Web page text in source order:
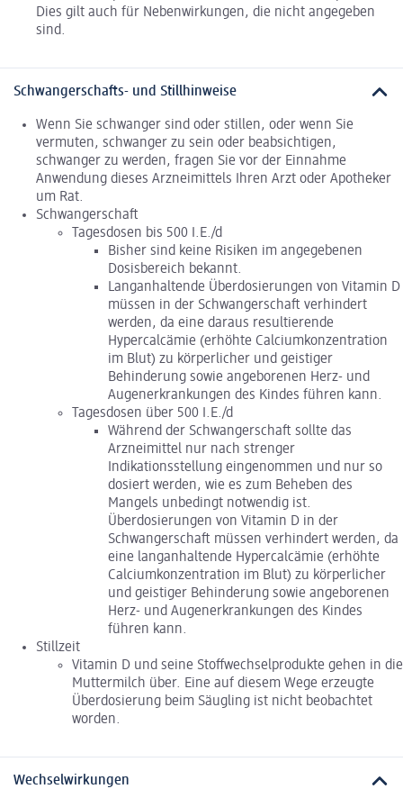
Dies gilt auch für Nebenwirkungen, die nicht angegeben
sind.
Schwangerschafts- und Stillhinweise
Wenn Sie schwanger sind oder stillen, oder wenn Sie
vermuten, schwanger zu sein oder beabsichtigen,
schwanger zu werden, fragen Sie vor der Einnahme
Anwendung dieses Arzneimittels Ihren Arzt oder Apotheker
um Rat.
Schwangerschaft
Tagesdosen bis 500 I.E./d
Bisher sind keine Risiken im angegebenen
Dosisbereich bekannt.
Langanhaltende Überdosierungen von Vitamin D
müssen in der Schwangerschaft verhindert
werden, da eine daraus resultierende
Hypercalcämie (erhöhte Calciumkonzentration
im Blut) zu körperlicher und geistiger
Behinderung sowie angeborenen Herz- und
Augenerkrankungen des Kindes führen kann.
Tagesdosen über 500 I.E./d
Während der Schwangerschaft sollte das
Arzneimittel nur nach strenger
Indikationsstellung eingenommen und nur so
dosiert werden, wie es zum Beheben des
Mangels unbedingt notwendig ist.
Überdosierungen von Vitamin D in der
Schwangerschaft müssen verhindert werden, da
eine langanhaltende Hypercalcämie (erhöhte
Calciumkonzentration im Blut) zu körperlicher
und geistiger Behinderung sowie angeborenen
Herz- und Augenerkrankungen des Kindes
führen kann.
Stillzeit
Vitamin D und seine Stoffwechselprodukte gehen in die
Muttermilch über. Eine auf diesem Wege erzeugte
Überdosierung beim Säugling ist nicht beobachtet
worden.
Wechselwirkungen